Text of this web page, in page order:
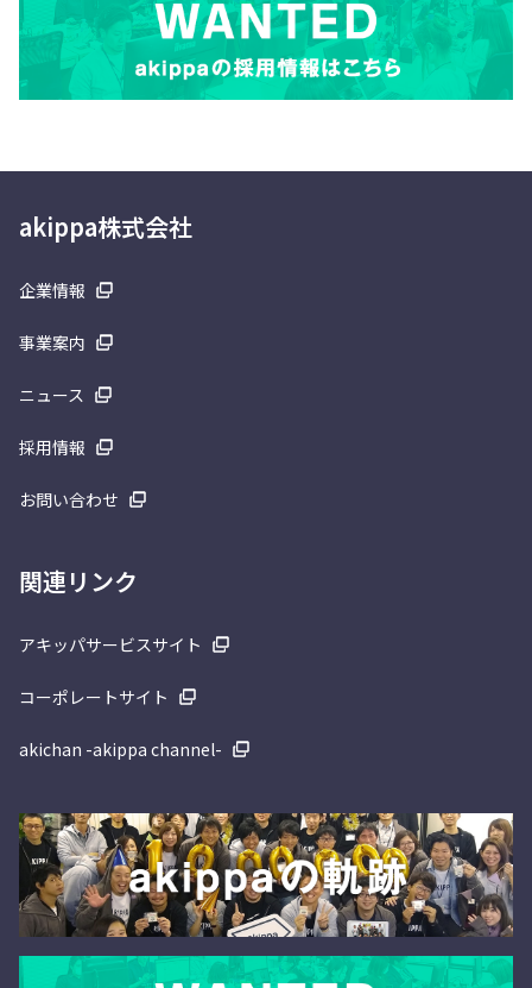
akippa株式会社
企業情報
事業案内
ニュース
採用情報
お問い合わせ
関連リンク
アキッパサービスサイト
コーポレートサイト
akichan -akippa channel-